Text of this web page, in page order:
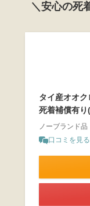
＼安心の死
タイ産オオ
死着補償有り
ノーブランド品
口コミを見る